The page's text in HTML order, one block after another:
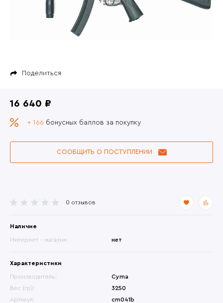
Поделиться
0 отзывов
Наличие
Интернет - магазин нет
Характеристики
Производитель:
Cyma
Вес (гр):
3250
Артикул:
cm041b
16 640 ₽
+ 166 бонусных баллов за покупку
СООБЩИТЬ О ПОСТУПЛЕНИИ